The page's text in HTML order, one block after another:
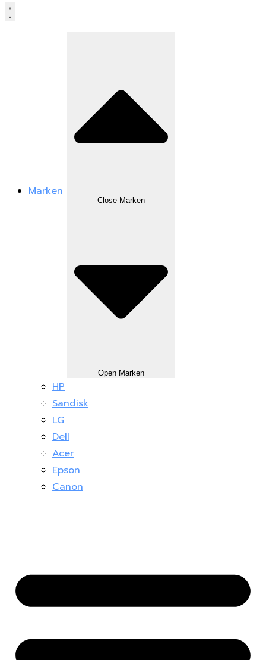
Marken
Close Marken
Open Marken
HP
Sandisk
LG
Dell
Acer
Epson
Canon